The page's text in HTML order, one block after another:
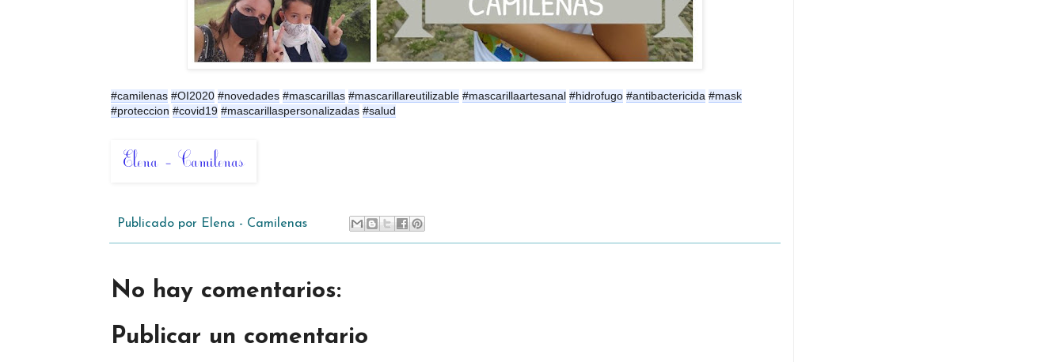
#camilenas #OI2020 #novedades #mascarillas #mascarillareutilizable #mascarillaartesanal #hidrofugo #antibactericida #mask
#proteccion #covid19 #mascarillaspersonalizadas #salud
Publicado por Elena - Camilenas
No hay comentarios:
Publicar un comentario